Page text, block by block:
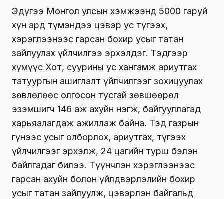
Эдүгээ Монгол улсын хэмжээнд 5000 гаруй
хүн ард түмэндээ цэвэр ус түгээх,
хэрэглээнээс гарсан бохир усыг татан
зайлуулах үйлчилгээ эрхэлдэг. Тэдгээр
хүмүүс Хот, суурины ус хангамж ариутгах
татуургын ашиглалт үйлчилгээг зохицуулах
зөвлөлөөс олгосон тусгай зөвшөөрөл
эзэмшигч 146 аж ахуйн нэгж, байгууллагад
харьяалагдаж ажиллаж байна. Тэд газрын
гүнээс усыг олборлох, ариутгах, түгээх
үйлчилгээг эрхэлж, 24 цагийн турш бэлэн
байлгадаг билээ. Түүнчлэн хэрэглээнээс
гарсан ахуйн болон үйлдвэрлэлийн бохир
усыг татан зайлуулж, цэвэрлэн байгальд